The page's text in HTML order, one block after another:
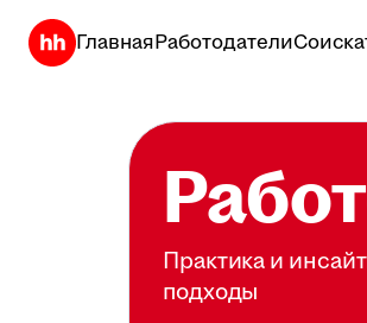
ГлавнаяРаботодатели
Практика и
подходы